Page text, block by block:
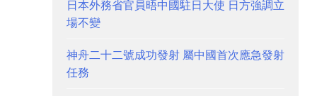
日本外務省官員晤中國駐日大使 日方強調立
場不變
神舟二十二號成功發射 屬中國首次應急發射
任務